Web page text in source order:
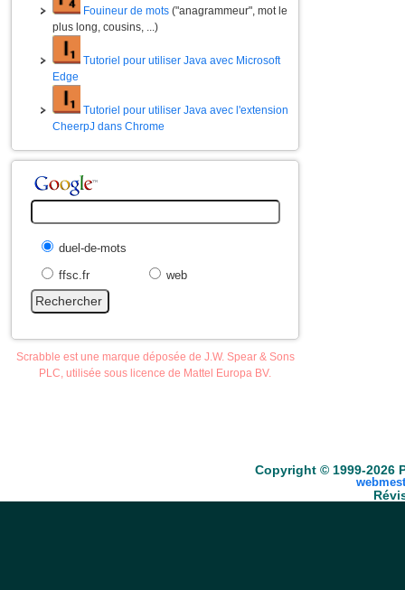
Fouineur de mots ("anagrammeur", mot le
plus long, cousins, ...)
Tutoriel pour utiliser Java avec Microsoft
Edge
Tutoriel pour utiliser Java avec l'extension
CheerpJ dans Chrome
duel-de-mots
ffsc.fr
web
Scrabble est une marque déposée de J.W. Spear & Sons
PLC, utilisée sous licence de Mattel Europa BV.
Copyright © 1999-2026